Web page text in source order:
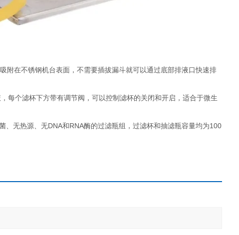
附在不锈钢机台表面，不需要插拔漏斗就可以通过底部排液口快速排
每个滤杯下方带有调节阀，可以控制滤杯的关闭和开启，适合于微生
无热源、无DNA和RNA酶的过滤瓶组，过滤杯和抽滤瓶容量均为100